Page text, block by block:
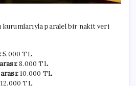
kurumlarıyla paralel bir nakit veri
5.000 TL
8.000 TL
10.000 TL
TL